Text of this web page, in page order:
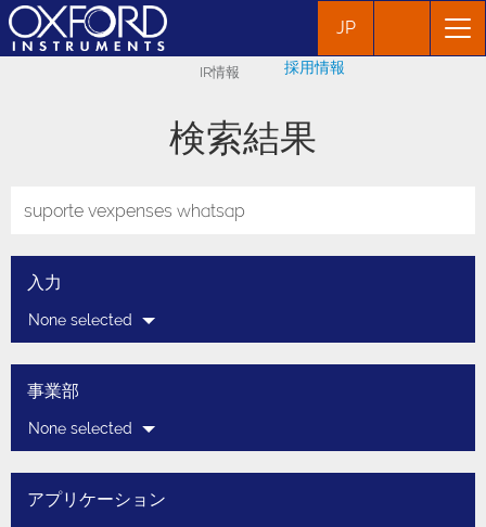
JP
IR情報 採用情報
検索結果
入力
None selected
事業部
None selected
アプリケーション